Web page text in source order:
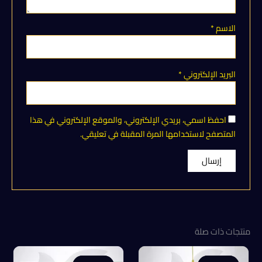
الاسم*
البريد الإلكتروني*
احفظ اسمي، بريدي الإلكتروني، والموقع الإلكتروني في هذا
المتصفح لاستخدامها المرة المقبلة في تعليقي.
منتجات ذات صلة